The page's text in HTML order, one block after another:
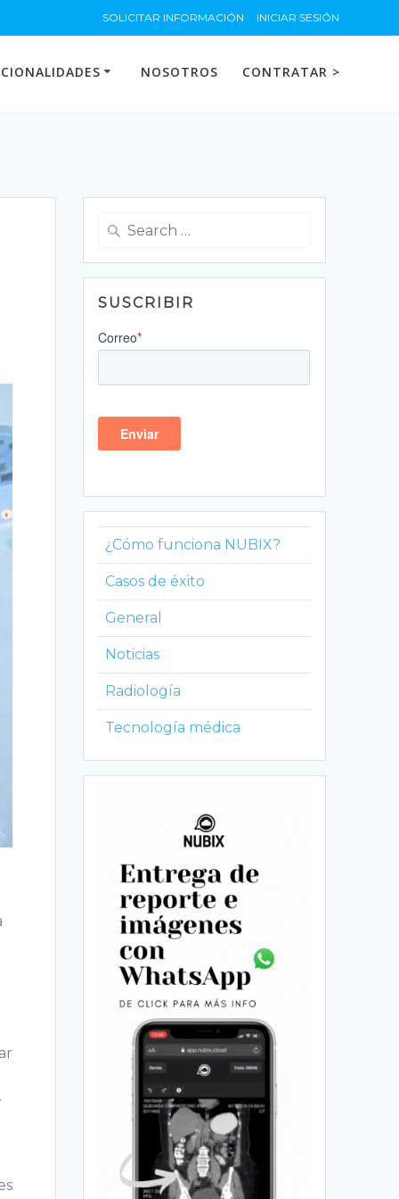
SOLICITAR INFORMACIÓN INICIAR SESIÓN
NOSOTROS CONTRATAR >
Search
SUSCRIBIR
¿Cómo funciona NUBIX?
Casos de éxito
General
Noticias
Radiología
Tecnología médica